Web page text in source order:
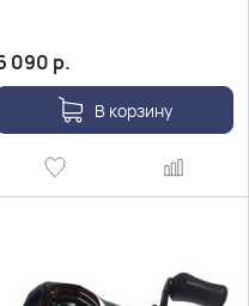
090 р.
В корзину